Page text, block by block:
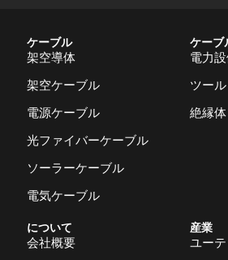
ケーブル
架空導体
架空ケーブル
電源ケーブル
光ファイバーケーブル
ソーラーケーブル
電気ケーブル
ケーブ
電力
ツール
絶縁体
について
会社概要
産業
ユー